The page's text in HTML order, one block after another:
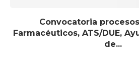
Convocatoria
Farmacéuticos, ATS/DUE,
de...